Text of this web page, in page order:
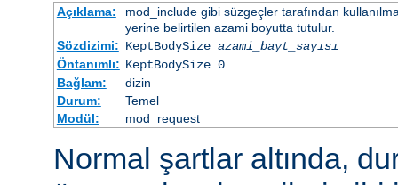
Açıklama:
mod_include gibi süzgeçler tarafından
yerine belirtilen azami boyutta tutulur.
Sözdizimi: KeptBodySize azami_bayt_sayısı
Öntanımlı: KeptBodySize 0
Bağlam:
dizin
Durum:
Temel
Modül:
mod_request
Normal şartlar altında,